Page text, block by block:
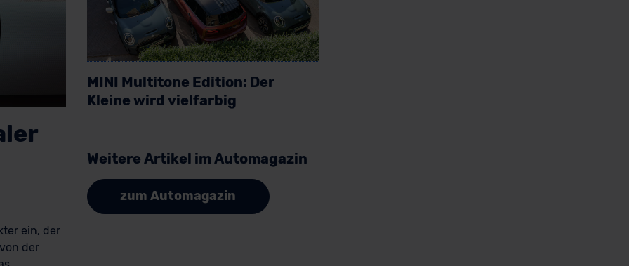
ein, der
der
MINI Multitone Edition: Der
Kleine wird vielfarbig
Artikel lesen
Weitere Artikel im Automagazin
zum Automagazin